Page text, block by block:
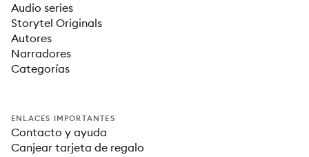
Audio series
Storytel Originals
Autores
Narradores
Categorías
ENLACES IMPORTANTES
Contacto y ayuda
Canjear tarjeta de regalo